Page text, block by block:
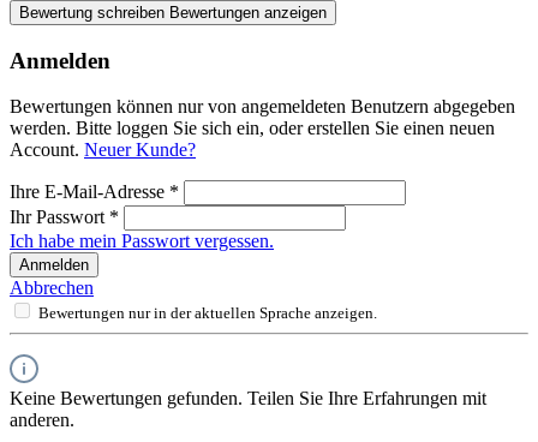
Bewertung schreiben Bewertungen anzeigen
Anmelden
Bewertungen können nur von angemeldeten Benutzern abgegeben
werden. Bitte loggen Sie sich ein, oder erstellen Sie einen neuen
Account. Neuer Kunde?
Ihre E-Mail-Adresse *
Ihr Passwort *
Ich habe mein Passwort vergessen.
Anmelden
Abbrechen
Bewertungen nur in der aktuellen Sprache anzeigen.
Keine Bewertungen gefunden. Teilen Sie Ihre Erfahrungen mit
anderen.